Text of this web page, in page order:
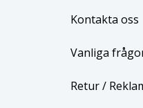
Kontakta oss
Vanliga
Retur/